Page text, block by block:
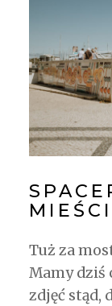
Tuż za
Mamy dziś
zdjęć stąd,